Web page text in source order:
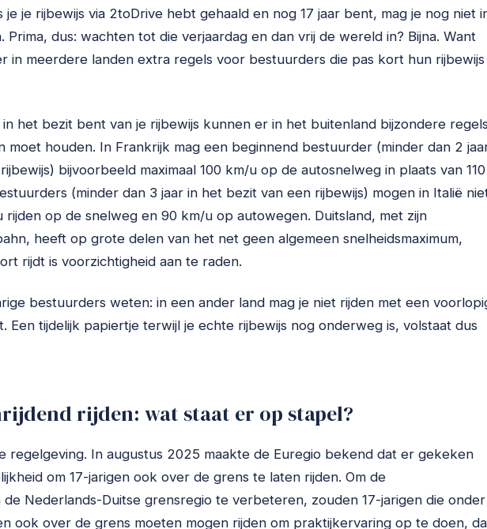
je je rijbewijs via 2toDrive hebt gehaald en nog 17 jaar bent, mag je nog niet
Prima, dus: wachten tot die verjaardag en dan vrij de wereld in? Bijna. Want
in meerdere landen extra regels voor bestuurders die pas kort hun rijbewijs
het bezit bent van je rijbewijs kunnen er in het buitenland bijzondere
moet houden. In Frankrijk mag een beginnend bestuurder (minder dan 2
bijvoorbeeld maximaal 100 km/u op de autosnelweg in plaats van 110
(minder dan 3 jaar in het bezit van een rijbewijs) mogen in Italië
rijden op de snelweg en 90 km/u op autowegen. Duitsland, met zijn
heeft op grote delen van het net geen algemeen snelheidsmaximum,
rijdt is voorzichtigheid aan te raden.
bestuurders weten: in een ander land mag je niet rijden met een
Een tijdelijk papiertje terwijl je echte rijbewijs nog onderweg is, volstaat dus
rijden: wat staat er op stapel?
regelgeving. In augustus 2025 maakte de Euregio bekend dat er gekeken
om 17-jarigen ook over de grens te laten rijden. Om de
de Nederlands-Duitse grensregio te verbeteren, zouden 17-jarigen die onder
ook over de grens moeten mogen rijden om praktijkervaring op te doen,